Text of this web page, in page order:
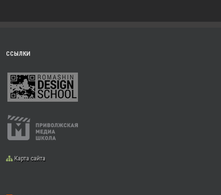
ССЫЛКИ
Карта сайта